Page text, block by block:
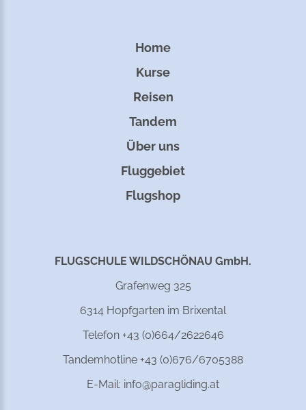
Home
Kurse
Reisen
Tandem
Über uns
Fluggebiet
Flugshop
FLUGSCHULE WILDSCHÖNAU GmbH.
Grafenweg 325
6314 Hopfgarten im Brixental
Telefon +43 (0)664/2622646
Tandemhotline +43 (0)676/6705388
E-Mail: info@paragliding.at